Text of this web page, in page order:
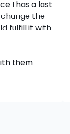
I has a last
the
fulfill it with
them